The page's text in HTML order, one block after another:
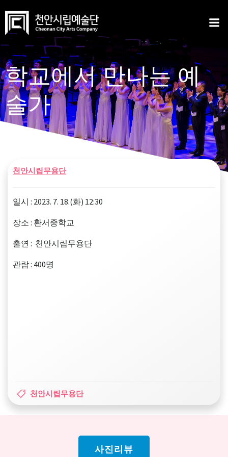
content
학교에서 만나는 예
술가
천안시립무용단
일시 : 2023. 7. 18.(화) 12:30
장소 : 환서중학교
출연 : 천안시립무용단
관람 : 400명
천안시립무용단
사진리뷰